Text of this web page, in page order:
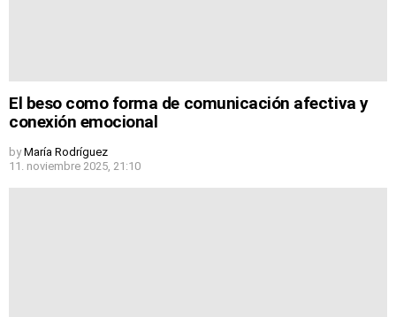
El beso como forma de comunicación afectiva y
conexión emocional
by María Rodríguez
11. noviembre 2025, 21:10